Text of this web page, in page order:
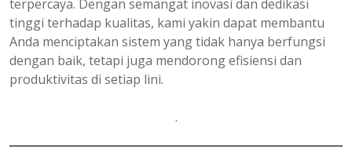
terpercaya. Dengan semangat inovasi dan dedikasi
tinggi terhadap kualitas, kami yakin dapat membantu
Anda menciptakan sistem yang tidak hanya berfungsi
dengan baik, tetapi juga mendorong efisiensi dan
produktivitas di setiap lini.
.